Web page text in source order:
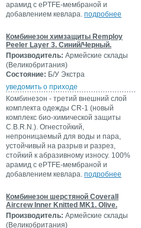
арамид с ePTFE-мембраной и
добавлением кевлара. подробнее
Комбинезон химзащиты Remploy
Peeler Layer 3. Синий/Черный.
Производитель: Армейские склады
(Великобритания)
Состояние: Б/У Экстра
уведомить о приходе
Комбинезон - третий внешний слой
комплекта одежды CR-1 (новый
комплекс био-химической защиты
C.B.R.N.). Огнестойкий,
непроницаемый для воды и пара,
устойчивый на разрыв и разрез,
стойкий к абразивному износу. 100%
арамид с ePTFE-мембраной и
добавлением кевлара. подробнее
Комбинезон шерстяной Coverall
Aircrew Inner Knitted MK1. Olive.
Производитель: Армейские склады
(Великобритания)